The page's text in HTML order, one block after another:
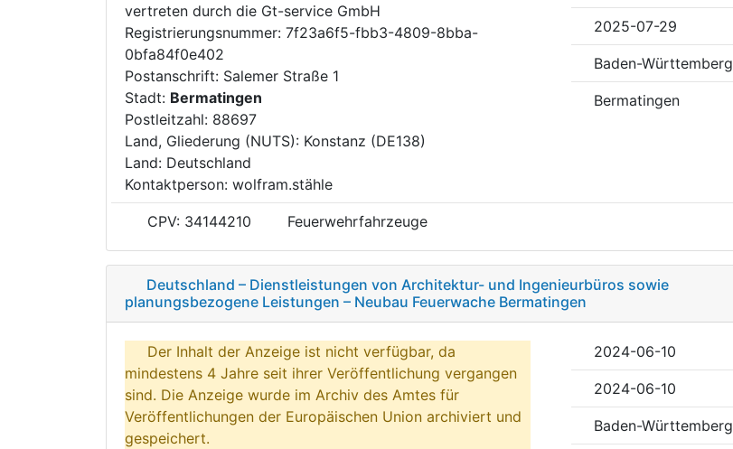
vertreten durch die Gt-service GmbH
Registrierungsnummer: 7f23a6f5-fbb3-4809-8bba-
0bfa84f0e402
Postanschrift: Salemer Straße 1
Stadt: Bermatingen
Postleitzahl: 88697
Land, Gliederung (NUTS): Konstanz (DE138)
Land: Deutschland
Kontaktperson: wolfram.stähle
2025-07-29
Baden-Württemberg
Bermatingen
CPV: 34144210 Feuerwehrfahrzeuge
Deutschland – Dienstleistungen von Architektur- und Ingenieurbüros sowie
planungsbezogene Leistungen – Neubau Feuerwache Bermatingen
Der Inhalt der Anzeige ist nicht verfügbar, da
mindestens 4 Jahre seit ihrer Veröffentlichung vergangen
sind. Die Anzeige wurde im Archiv des Amtes für
Veröffentlichungen der Europäischen Union archiviert und
gespeichert.
2024-06-10
2024-06-10
Baden-Württemberg